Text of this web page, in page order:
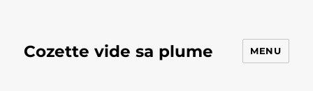
Cozette vide sa plume MENU